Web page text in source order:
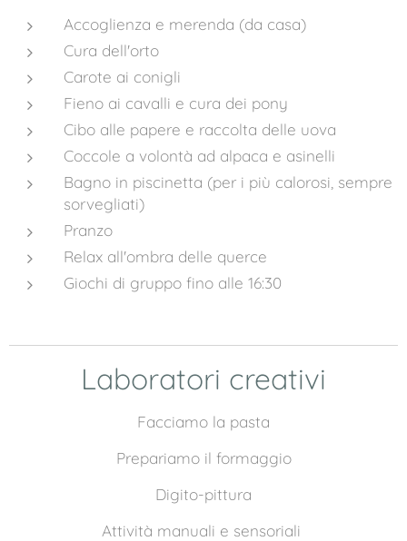
Accoglienza e merenda (da casa)
Cura dell'orto
Carote ai conigli
Fieno ai cavalli e cura dei pony
Cibo alle papere e raccolta delle uova
Coccole a volontà ad alpaca e asinelli
Bagno in piscinetta (per i più calorosi, sempre
sorvegliati)
Pranzo
Relax all'ombra delle querce
Giochi di gruppo fino alle 16:30
Laboratori creativi
Facciamo la pasta
Prepariamo il formaggio
Digito-pittura
Attività manuali e sensoriali